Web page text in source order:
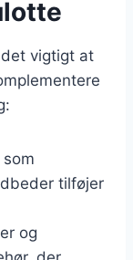
vigtigt at
tilføjer
og